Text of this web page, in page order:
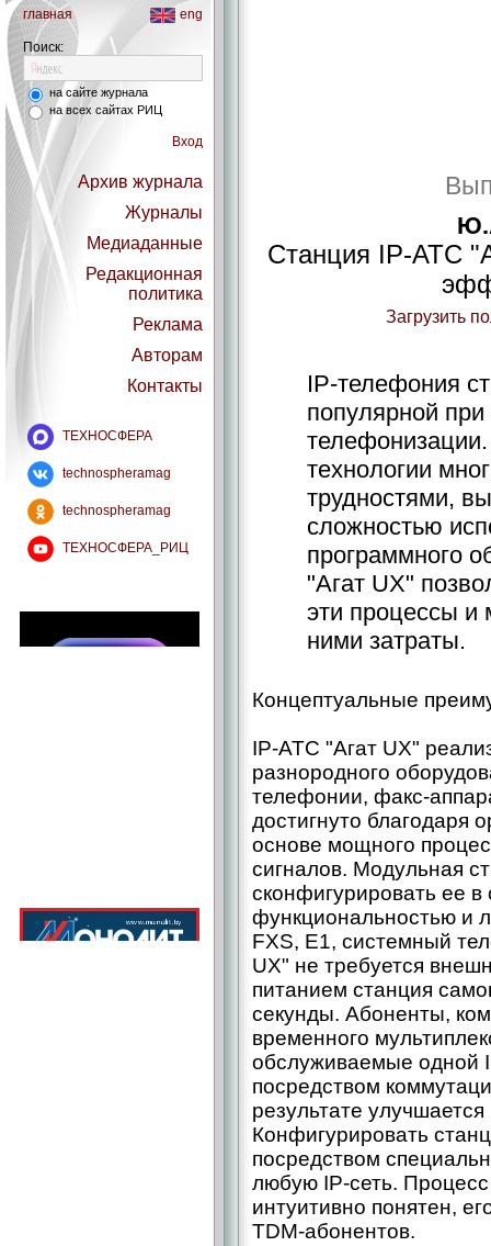
главная eng
Поиск:
на сайте журнала
на всех сайтах РИЦ
Вход
Архив журнала
Журналы
Медиаданные
Редакционная
политика
Реклама
Авторам
Контакты
ТЕХНОСФЕРА
technospheramag
technospheramag
ТЕХНОСФЕРА_РИЦ
Станция IP-АТС
Загрузить
IP-телефония
популярной
технологии
трудностями,
сложностью
программного
"Агат UX"
эти процессы и
ними затраты.
Концептуальные
IP-АТС "Агат UX"
разнородного
телефонии, факс-
достигнуто благодаря
основе мощного
сигналов. Модульная
сконфигурировать ее в
функциональностью и
FXS, E1, системный
UX" не требуется
питанием станция
секунды. Абоненты,
временного
обслуживаемые одной
посредством
результате улучшается
Конфигурировать
посредством
любую IP-сеть.
интуитивно понятен,
TDM-абонентов.